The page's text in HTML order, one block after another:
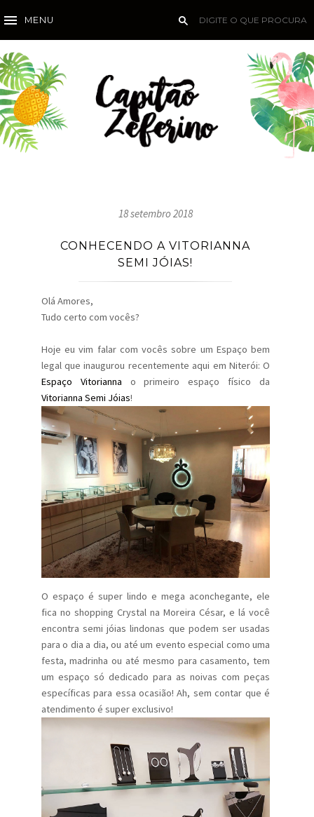
MENU
18 setembro 2018
CONHECENDO A VITORIANNA
SEMI JÓIAS!
Olá Amores,
Tudo certo com vocês?
Hoje eu vim falar com vocês sobre um Espaço bem
legal que inaugurou recentemente aqui em Niterói: O
Espaço Vitorianna o primeiro espaço físico da
Vitorianna Semi Jóias!
O espaço é super lindo e mega aconchegante, ele
fica no shopping Crystal na Moreira César, e lá você
encontra semi jóias lindonas que podem ser usadas
para o dia a dia, ou até um evento especial como uma
festa, madrinha ou até mesmo para casamento, tem
um espaço só dedicado para as noivas com peças
específicas para essa ocasião! Ah, sem contar que é
atendimento é super exclusivo!